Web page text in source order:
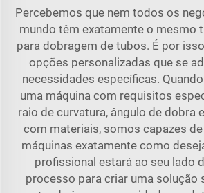
Percebemos que nem todos os
mundo têm exatamente o mesmo
para dobragem de tubos. É por
opções personalizadas que se
necessidades específicas.
uma máquina com requisitos
raio de curvatura, ângulo de dobra
com materiais, somos capazes
máquinas exatamente como
profissional estará ao seu lado
processo para criar uma solução